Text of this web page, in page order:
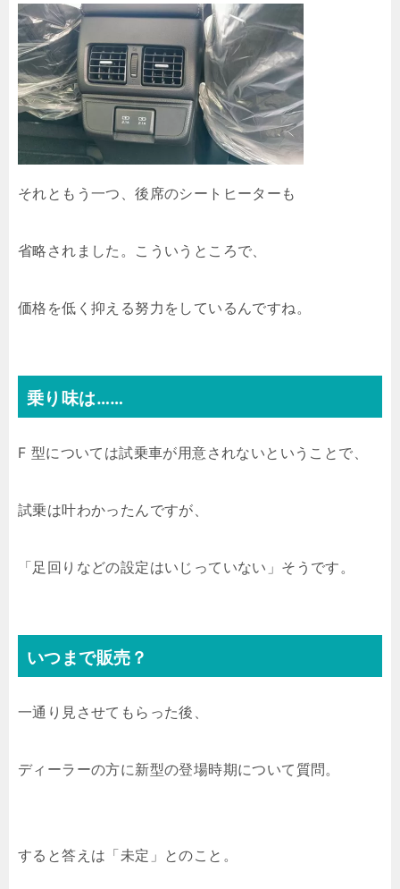
それともう一つ、後席のシートヒーターも
省略されました。こういうところで、
価格を低く抑える努力をしているんですね。
乗り味は……
F 型については試乗車が用意されないということで、
試乗は叶わかったんですが、
「足回りなどの設定はいじっていない」そうです。
いつまで販売？
一通り見させてもらった後、
ディーラーの方に新型の登場時期について質問。
すると答えは「未定」とのこと。